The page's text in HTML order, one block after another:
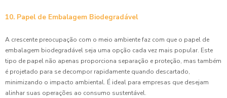
10. Papel de Embalagem Biodegradável
A crescente preocupação com o meio ambiente faz com que o papel de
embalagem biodegradável seja uma opção cada vez mais popular. Este
tipo de papel não apenas proporciona separação e proteção, mas também
é projetado para se decompor rapidamente quando descartado,
minimizando o impacto ambiental. É ideal para empresas que desejam
alinhar suas operações ao consumo sustentável.